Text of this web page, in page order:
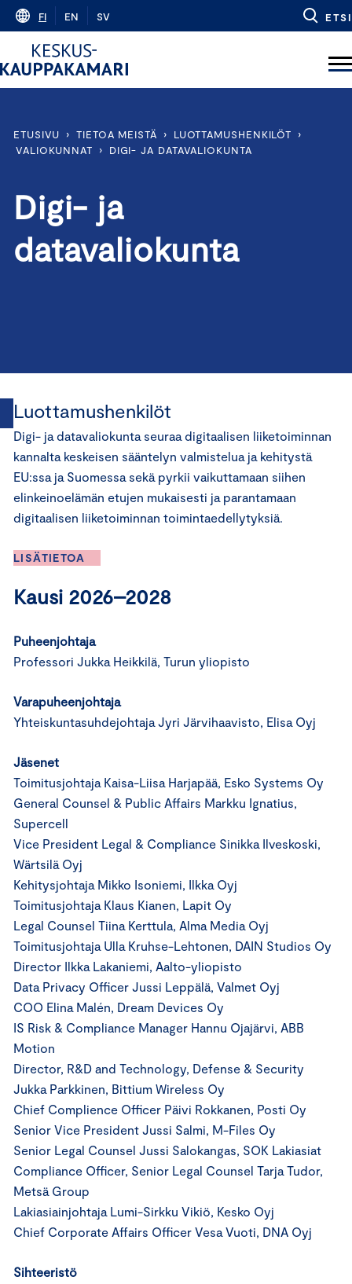
Skip
content
FI EN SV ETSI
ETUSIVU › TIETOA MEISTÄ › LUOTTAMUSHENKILÖT
›
VALIOKUNNAT
› DIGI- JA DATAVALIOKUNTA
Digi- ja
datavaliokunta
Luottamushenkilöt
Digi- ja datavaliokunta seuraa digitaalisen liiketoiminnan
kannalta keskeisen sääntelyn valmistelua ja kehitystä
EU:ssa ja Suomessa sekä pyrkii vaikuttamaan siihen
elinkeinoelämän etujen mukaisesti ja parantamaan
digitaalisen liiketoiminnan toimintaedellytyksiä.
LISÄTIETOA
Kausi 2026–2028
Puheenjohtaja
Professori Jukka Heikkilä, Turun yliopisto
Varapuheenjohtaja
Yhteiskuntasuhdejohtaja Jyri Järvihaavisto, Elisa Oyj
Jäsenet
Toimitusjohtaja Kaisa-Liisa Harjapää, Esko Systems Oy
General Counsel & Public Affairs Markku Ignatius,
Supercell
Vice President Legal & Compliance Sinikka Ilveskoski,
Wärtsilä Oyj
Kehitysjohtaja Mikko Isoniemi, Ilkka Oyj
Toimitusjohtaja Klaus Kianen, Lapit Oy
Legal Counsel Tiina Kerttula, Alma Media Oyj
Toimitusjohtaja Ulla Kruhse-Lehtonen, DAIN Studios Oy
Director Ilkka Lakaniemi, Aalto-yliopisto
Data Privacy Officer Jussi Leppälä, Valmet Oyj
COO Elina Malén, Dream Devices Oy
IS Risk & Compliance Manager Hannu Ojajärvi, ABB
Motion
Director, R&D and Technology, Defense & Security
Jukka Parkkinen, Bittium Wireless Oy
Chief Complience Officer Päivi Rokkanen, Posti Oy
Senior Vice President Jussi Salmi, M-Files Oy
Senior Legal Counsel Jussi Salokangas, SOK Lakiasiat
Compliance Officer, Senior Legal Counsel Tarja Tudor,
Metsä Group
Lakiasiainjohtaja Lumi-Sirkku Vikiö, Kesko Oyj
Chief Corporate Affairs Officer Vesa Vuoti, DNA Oyj
Sihteeristö